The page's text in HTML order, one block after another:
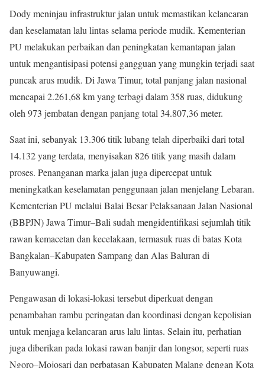
Dody meninjau infrastruktur jalan untuk memastikan kelancaran
dan keselamatan lalu lintas selama periode mudik. Kementerian
PU melakukan perbaikan dan peningkatan kemantapan jalan
untuk mengantisipasi potensi gangguan yang mungkin terjadi saat
puncak arus mudik. Di Jawa Timur, total panjang jalan nasional
mencapai 2.261,68 km yang terbagi dalam 358 ruas, didukung
oleh 973 jembatan dengan panjang total 34.807,36 meter.
Saat ini, sebanyak 13.306 titik lubang telah diperbaiki dari total
14.132 yang terdata, menyisakan 826 titik yang masih dalam
proses. Penanganan marka jalan juga dipercepat untuk
meningkatkan keselamatan penggunaan jalan menjelang Lebaran.
Kementerian PU melalui Balai Besar Pelaksanaan Jalan Nasional
(BBPJN) Jawa Timur–Bali sudah mengidentifikasi sejumlah titik
rawan kemacetan dan kecelakaan, termasuk ruas di batas Kota
Bangkalan–Kabupaten Sampang dan Alas Baluran di
Banyuwangi.
Pengawasan di lokasi-lokasi tersebut diperkuat dengan
penambahan rambu peringatan dan koordinasi dengan kepolisian
untuk menjaga kelancaran arus lalu lintas. Selain itu, perhatian
juga diberikan pada lokasi rawan banjir dan longsor, seperti ruas
Ngoro–Mojosari dan perbatasan Kabupaten Malang dengan Kota